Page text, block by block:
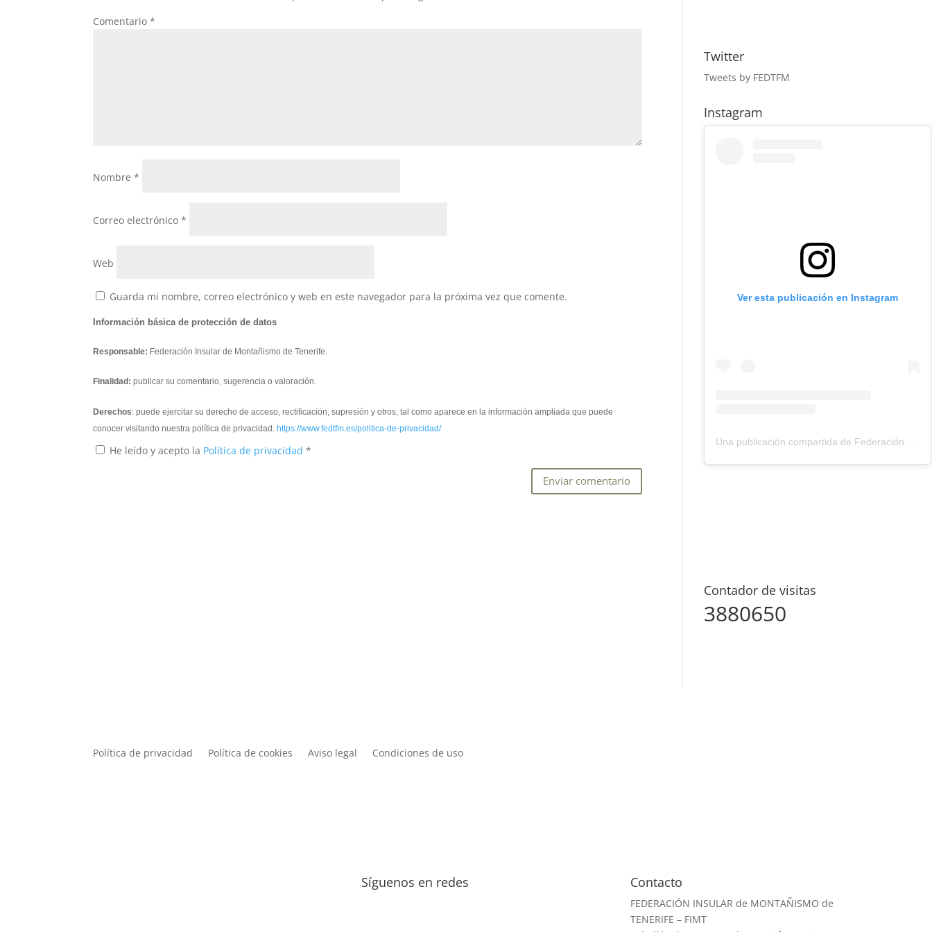
p
Comentario*
Nombre*
Correo electrónico*
Web
Guarda mi nombre, correo electrónico y web en este navegador para la próxima vez que comente.
Información básica de protección de datos
Responsable: Federación Insular de Montañismo de Tenerife.
Finalidad: publicar su comentario, sugerencia o valoración.
Derechos: puede ejercitar su derecho de acceso, rectificación, supresión y otros, tal como aparece en la información ampliada que puede
conocer visitando nuestra política de privacidad.https://www.fedtfm.es/politica-de-privacidad/
He leído y acepto la Política de privacidad*
Twitter
Tweets by FEDTFM
Instagram
Ver esta publicación en Instagram
Contador de visitas
3880650
Política de privacidad Política de cookies Aviso legal Condiciones de uso
Síguenos en redes Contacto
FEDERACIÓN INSULAR de MONTAÑISMO de
TENERIFE – FIMT